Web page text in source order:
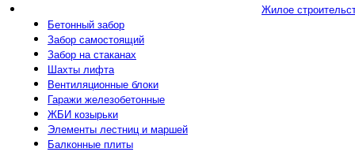
Жилое
Бетонный забор
Забор самостоящий
Забор на стаканах
Шахты лифта
Вентиляционные блоки
Гаражи железобетонные
ЖБИ козырьки
Элементы лестниц и маршей
Балконные плиты